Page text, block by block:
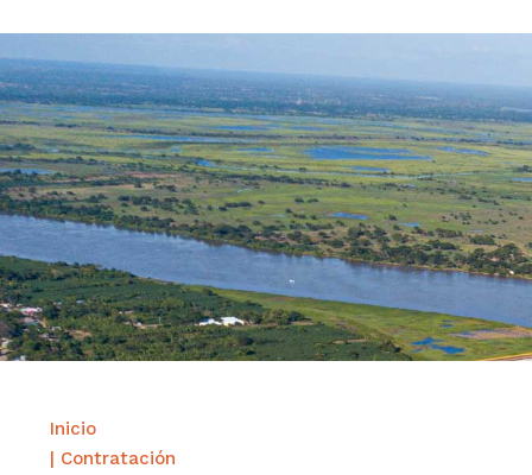
Inicio
| Contratación